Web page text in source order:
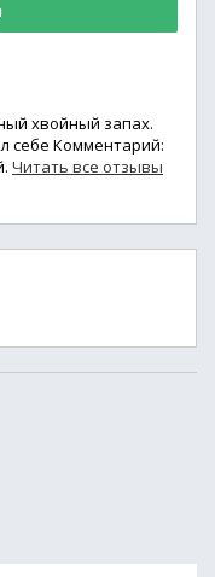
хвойный запах.
себе Комментарий:
Читать все отзывы